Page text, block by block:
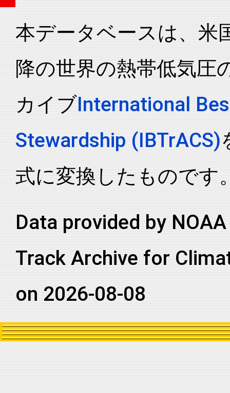
2005288N11259 2005 96 EP MM
2005288N11259 EP MM
2005288N11259 2005 96 EP MM
2005288N11259 2005 96 EP MM
2005288N11259 2005 96 EP MM
2005288N11259 2005 96 EP MM
2005288N11259 2005 96 EP MM
2005288N11259
2005288N11259 2005 96 EP MM
2005288N11259 2005 96
2005288N11259 2005 96 EP MM
本データベースは、米
降の世界の熱帯低気圧
カイブInternational
Stewardship (IBTrACS)
式に変換したものです
Data provided by
Track Archive for
on 2026-08-08